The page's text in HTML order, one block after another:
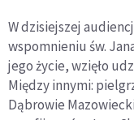
W dzisiejszej
wspomnieniu św.
jego życie, wzięło
Między innymi:
Dąbrowie